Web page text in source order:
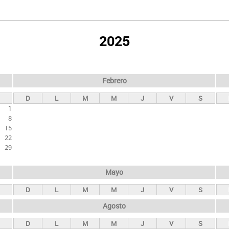
2025
1
8
15
22
29
Febrero
D L M M J V S
Mayo
D L M M J V S
Agosto
D L M M J V S